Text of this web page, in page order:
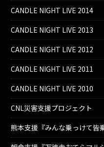
CANDLE NIGHT LIVE 2014
CANDLE NIGHT LIVE 2013
CANDLE NIGHT LIVE 2012
CANDLE NIGHT LIVE 2011
CANDLE NIGHT LIVE 2010
CNL災害支援プロジェクト
熊本支援『みんな乗っけて皆